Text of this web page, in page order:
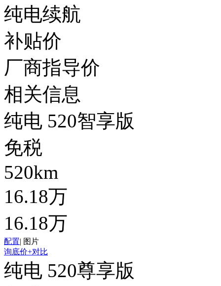
纯电续航
补贴价
厂商指导价
相关信息
纯电 520智享版
免税
520km
16.18万
16.18万
配置| 图片
询底价+对比
纯电 520尊享版